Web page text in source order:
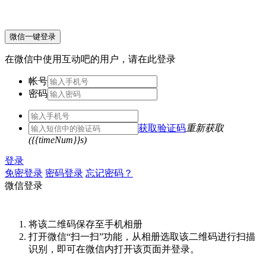
微信一键登录
在微信中使用互动吧的用户，请在此登录
帐号
密码
获取验证码重新获取
({{timeNum}}s)
登录
免密登录 密码登录 忘记密码？
微信登录
将该二维码保存至手机相册
打开微信“扫一扫”功能，从相册选取该二维码进行扫描
识别，即可在微信内打开该页面并登录。